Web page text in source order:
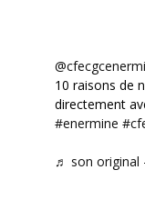
10 raisons de
directement
#enermine
♬ son original